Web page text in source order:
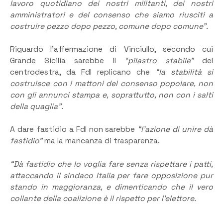
lavoro quotidiano dei nostri militanti, dei nostri
amministratori e del consenso che siamo riusciti a
costruire pezzo dopo pezzo, comune dopo comune”.
Riguardo l’affermazione di Vinciullo, secondo cui
Grande Sicilia sarebbe il
“pilastro stabile”del
centrodestra, da FdI replicano che
“la stabilità si
costruisce con i mattoni del consenso popolare, non
con gli annunci stampa e, soprattutto, non con i salti
della quaglia”.
A dare fastidio a FdI non sarebbe “l’azione di unire dà
fastidio”ma la mancanza di trasparenza.
“Dà fastidio che lo voglia fare senza rispettare i patti,
attaccando il sindaco Italia per fare opposizione pur
stando in maggioranza, e dimenticando che il vero
collante della coalizione è il rispetto per l’elettore.